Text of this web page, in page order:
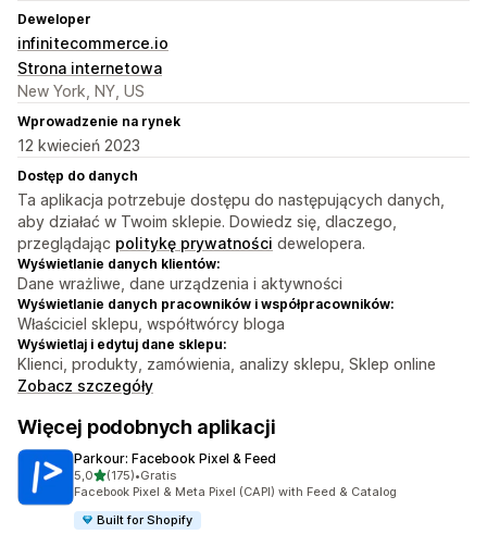
Deweloper
infinitecommerce.io
Strona internetowa
New York, NY, US
Wprowadzenie na rynek
12 kwiecień 2023
Dostęp do danych
Ta aplikacja potrzebuje dostępu do następujących danych,
aby działać w Twoim sklepie. Dowiedz się, dlaczego,
przeglądając politykę prywatności dewelopera.
Wyświetlanie danych klientów:
Dane wrażliwe, dane urządzenia i aktywności
Wyświetlanie danych pracowników i współpracowników:
Właściciel sklepu, współtwórcy bloga
Wyświetlaj i edytuj dane sklepu:
Klienci, produkty, zamówienia, analizy sklepu, Sklep online
Zobacz szczegóły
Więcej podobnych aplikacji
Parkour: Facebook Pixel & Feed
5,0na 5 gwiazdek
(175)
Łączna liczba recenzji: 175
•Gratis
Facebook Pixel & Meta Pixel (CAPI) with Feed & Catalog
Built for Shopify